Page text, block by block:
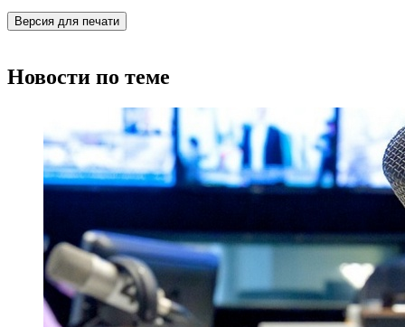
Версия для печати
Новости по теме